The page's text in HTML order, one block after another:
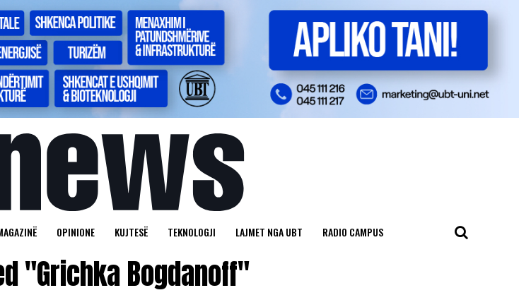
OPINIONE KUJTESË TEKNOLOGJI LAJMET NGA UBT RADIO CAMPUS
"Grichka Bogdanoff"